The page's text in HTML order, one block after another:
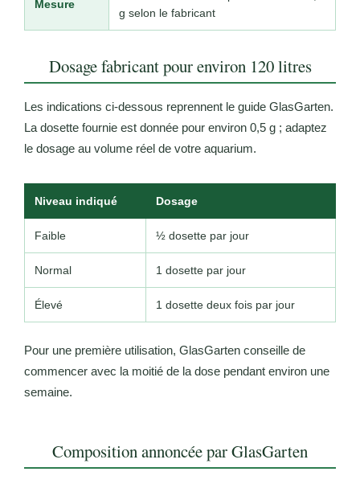
Mesure
g selon le fabricant
Dosage fabricant pour environ 120 litres
Les indications ci-dessous reprennent le guide GlasGarten.
La dosette fournie est donnée pour environ 0,5 g ; adaptez
le dosage au volume réel de votre aquarium.
Niveau indiqué Dosage
Faible ½ dosette par jour
Normal 1 dosette par jour
Élevé 1 dosette deux fois par jour
Pour une première utilisation, GlasGarten conseille de
commencer avec la moitié de la dose pendant environ une
semaine.
Composition annoncée par GlasGarten